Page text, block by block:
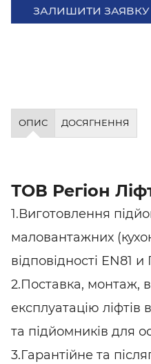
ЗАЛИШИТИ ЗАЯВКУ
ОПИС ДОСЯГНЕННЯ
ТОВ Регіон
1.Виготовлення
маловантажних
відповідності EN81
2.Поставка, монтаж,
експлуатацію ліфтів
та підйомників для
3.Гарантійне та